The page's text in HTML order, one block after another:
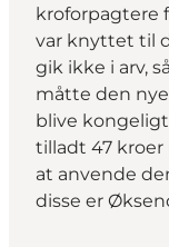
kroforpagtere
var knyttet til
gik ikke i arv,
måtte den
blive
tilladt 47
at anvende
disse er